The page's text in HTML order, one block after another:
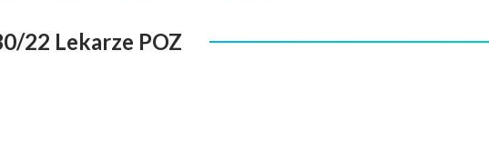
22 Lekarze POZ